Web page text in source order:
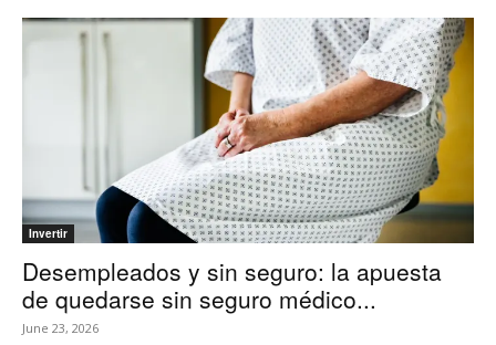
Invertir
Desempleados y sin seguro: la apuesta
de quedarse sin seguro médico...
June 23, 2026